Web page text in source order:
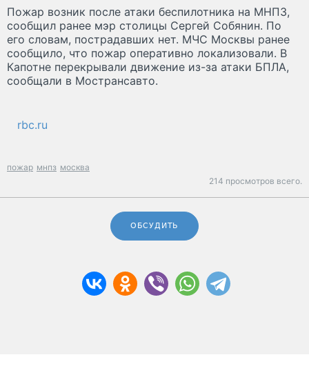
Пожар возник после атаки беспилотника на МНПЗ,
сообщил ранее мэр столицы Сергей Собянин. По
его словам, пострадавших нет. МЧС Москвы ранее
сообщило, что пожар оперативно локализовали. В
Капотне перекрывали движение из-за атаки БПЛА,
сообщали в Мострансавто.
rbc.ru
пожар мнпз москва
214 просмотров всего.
ОБСУДИТЬ